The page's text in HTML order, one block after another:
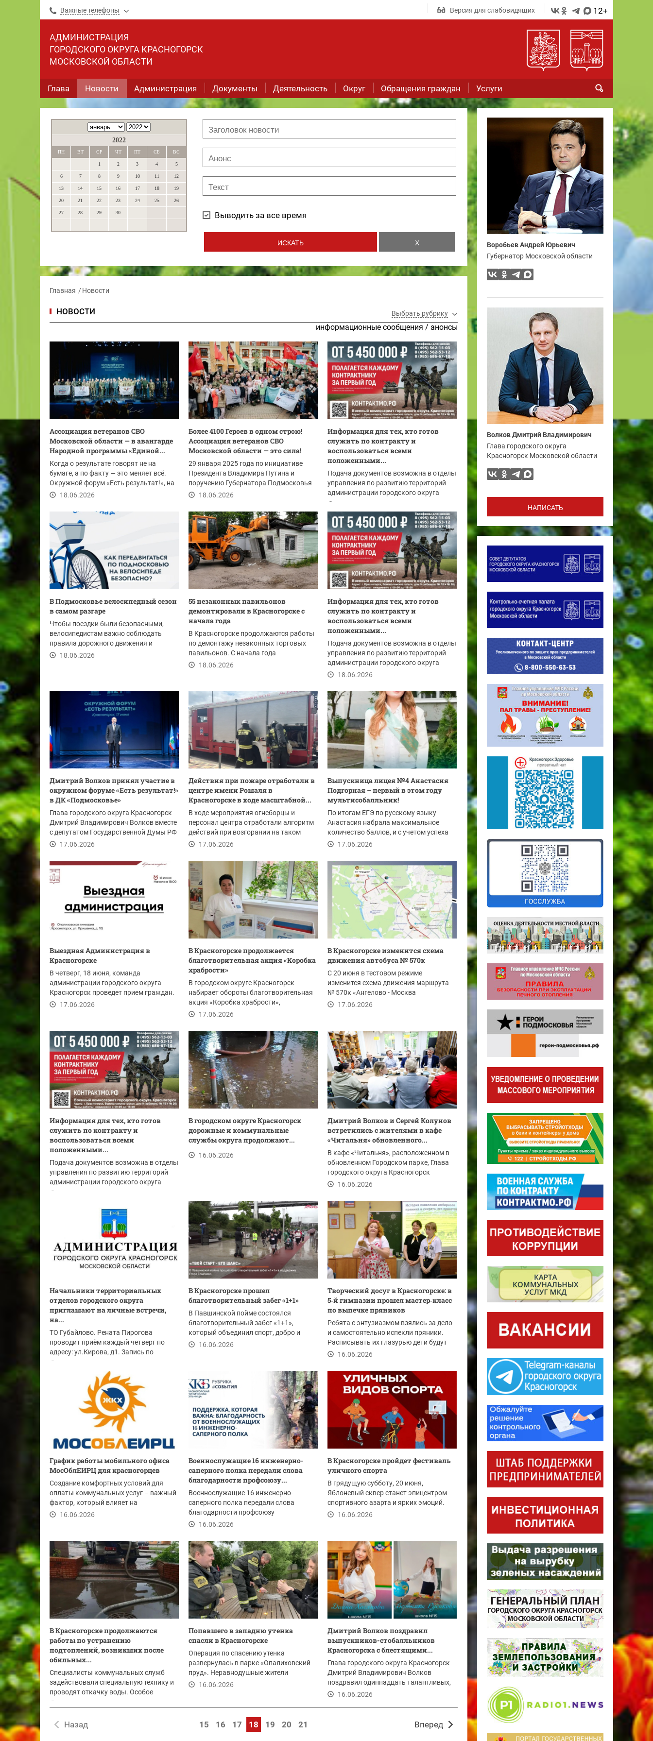
Важные телефоны Версия для слабовидящих 12+
АДМИНИСТРАЦИЯ
ГОРОДСКОГО ОКРУГА КРАСНОГОРСК
МОСКОВСКОЙ ОБЛАСТИ
Глава Новости Администрация Документы Деятельность Округ Обращения граждан Услуги
2022
ПН ВТ СР ЧТ ПТ СБ ВС
1 2 3 4 5
6 7 8 9 10 11 12
13 14 15 16 17 18 19
20 21 22 23 24 25 26
27 28 29 30 Выводить за все время
Главная Новости
НОВОСТИ Выбрать рубрику
информационные сообщения / анонсы
Ассоциация ветеранов СВО
Московской области — в авангарде
Народной программы «Единой...
Когда о результате говорят не на
бумаге, а по факту — это меняет всё.
Окружной форум «Есть результат!», на
котором...
18.06.2026
Более 4100 Героев в одном строю!
Ассоциация ветеранов СВО
Московской области — это сила!
29 января 2025 года по инициативе
Президента Владимира Путина и
поручению Губернатора Подмосковья
Андрея Воробьёва...
18.06.2026
Информация для тех, кто готов
служить по контракту и
воспользоваться всеми
положенными...
Подача документов возможна в отделы
управления по развитию территорий
администрации городского округа
Красногорск:
В Подмосковье велосипедный сезон
в самом разгаре
Чтобы поездки были безопасными,
велосипедистам важно соблюдать
правила дорожного движения и
обращать внимание на...
18.06.2026
55 незаконных павильонов
демонтировали в Красногорске с
начала года
В Красногорске продолжаются работы
по демонтажу незаконных торговых
павильонов. С начала года
демонтировано 55...
18.06.2026
Информация для тех, кто готов
служить по контракту и
воспользоваться всеми
положенными...
Подача документов возможна в отделы
управления по развитию территорий
администрации городского округа
Красногорск:
18.06.2026
Дмитрий Волков принял участие в
окружном форуме «Есть результат!»
в ДК «Подмосковье»
Глава городского округа Красногорск
Дмитрий Владимирович Волков вместе
с депутатом Государственной Думы РФ
Сергеем...
17.06.2026
Действия при пожаре отработали в
центре имени Рошаля в
Красногорске в ходе масштабной...
В ходе мероприятия огнеборцы и
персонал центра отработали алгоритм
действий при возгорании на таком
сложном объекте....
17.06.2026
Выпускница лицея №4 Анастасия
Подгорная – первый в этом году
мультисобалльник!
По итогам ЕГЭ по русскому языку
Анастасия набрала максимальное
количество баллов, и с учетом успеха
на экзамене по...
17.06.2026
Выездная Администрация в
Красногорске
В четверг, 18 июня, команда
администрации городского округа
Красногорск проведет прием граждан.
Начало в 18:00.
17.06.2026
В Красногорске продолжается
благотворительная акция «Коробка
храбрости»
В городском округе Красногорск
набирает обороты благотворительная
акция «Коробка храбрости»,
организованная...
17.06.2026
В Красногорске изменится схема
движения автобуса № 570к
С 20 июня в тестовом режиме
изменится схема движения маршрута
№ 570к «Ангелово - Москва
(м. Сходненская)». Теперь он...
17.06.2026
Информация для тех, кто готов
служить по контракту и
воспользоваться всеми
положенными...
Подача документов возможна в отделы
управления по развитию территорий
администрации городского округа
Красногорск:
В городском округе Красногорск
дорожные и коммунальные
службы округа продолжают...
16.06.2026
Дмитрий Волков и Сергей Колунов
встретились с жителями в кафе
«Читальня» обновленного...
В кафе «Читальня», расположенном в
обновленном Городском парке, Глава
городского округа Красногорск
Дмитрий...
16.06.2026
Начальники территориальных
отделов городского округа
приглашают на личные встречи,
на...
ТО Губайлово. Рената Пирогова
проводит приём каждый четверг по
адресу: ул.Кирова, д1. Запись по
телефону: 8(925)6580494
В Красногорске прошел
благотворительный забег «1+1»
В Павшинской пойме состоялся
благотворительный забег «1+1»,
который объединил спорт, добро и
десятки неравнодушных...
16.06.2026
Творческий досуг в Красногорске: в
5‑й гимназии прошел мастер‑класс
по выпечке пряников
Ребята с энтузиазмом взялись за дело
и самостоятельно испекли пряники.
Расписывать их глазурью дети будут
уже на...
16.06.2026
График работы мобильного офиса
МосОблЕИРЦ для красногорцев
Создание комфортных условий для
оплаты коммунальных услуг – важный
фактор, который влияет на
своевременность...
16.06.2026
Военнослужащие 16 инженерно-
саперного полка передали слова
благодарности профсоюзу...
Военнослужащие 16 инженерно-
саперного полка передали слова
благодарности профсоюзу
Красногорской клинической
16.06.2026
В Красногорске пройдет фестиваль
уличного спорта
В грядущую субботу, 20 июня,
Яблоневый сквер станет эпицентром
спортивного азарта и ярких эмоций.
Здесь развернется...
16.06.2026
В Красногорске продолжаются
работы по устранению
подтоплений, возникших после
обильных...
Специалисты коммунальных служб
задействовали специальную технику и
проводят откачку воды. Особое
внимание уделяется...
Попавшего в западню утенка
спасли в Красногорске
Операция по спасению утенка
развернулась в парке «Опалиховский
пруд». Неравнодушные жители
заметили пернатого,...
16.06.2026
Дмитрий Волков поздравил
выпускников-стобалльников
Красногорска с блестящими...
Глава городского округа Красногорск
Дмитрий Владимирович Волков
поздравил одиннадцать талантливых,
трудолюбивых и...
16.06.2026
15 16 17 18 19 20 21
Назад Вперед
Воробьев Андрей Юрьевич
Губернатор Московской области
Волков Дмитрий Владимирович
Глава городского округа
Красногорск Московской области
НАПИСАТЬ